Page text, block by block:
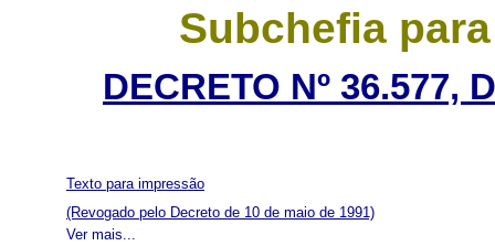
Subchefia
DECRETO Nº 36.577,
Ver mais...
Texto para impressão
(Revogado pelo Decreto de 10 de maio de 1991)